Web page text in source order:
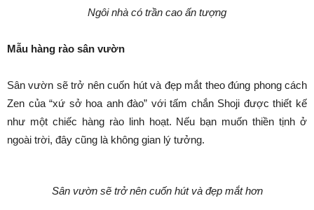
Ngôi nhà có trần cao ấn tượng
Mẫu hàng rào sân vườn
Sân vườn sẽ trở nên cuốn hút và đẹp mắt theo đúng phong cách
Zen của “xứ sở hoa anh đào” với tấm chắn Shoji được thiết kế
như một chiếc hàng rào linh hoạt. Nếu bạn muốn thiền tịnh ở
ngoài trời, đây cũng là không gian lý tưởng.
Sân vườn sẽ trở nên cuốn hút và đẹp mắt hơn